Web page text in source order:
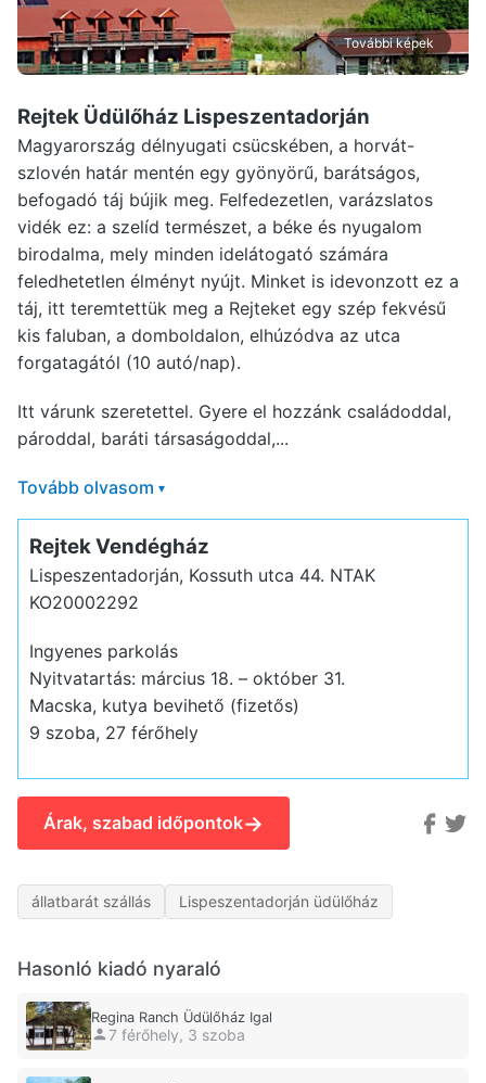
További képek
Rejtek Üdülőház Lispeszentadorján
Magyarország délnyugati csücskében, a horvát-
szlovén határ mentén egy gyönyörű, barátságos,
befogadó táj bújik meg. Felfedezetlen, varázslatos
vidék ez: a szelíd természet, a béke és nyugalom
birodalma, mely minden idelátogató számára
feledhetetlen élményt nyújt. Minket is idevonzott ez a
táj, itt teremtettük meg a Rejteket egy szép fekvésű
kis faluban, a domboldalon, elhúzódva az utca
forgatagától (10 autó/nap).
Itt várunk szeretettel. Gyere el hozzánk családoddal,
pároddal, baráti társaságoddal,...
Tovább olvasom ▾
Rejtek Vendégház
Lispeszentadorján, Kossuth utca 44. NTAK
KO20002292
Ingyenes parkolás
Nyitvatartás: március 18. – október 31.
Macska, kutya bevihető (fizetős)
9 szoba, 27 férőhely
Árak, szabad időpontok→
állatbarát szállás Lispeszentadorján üdülőház
Hasonló kiadó nyaraló
Regina Ranch Üdülőház Igal
7 férőhely, 3 szoba